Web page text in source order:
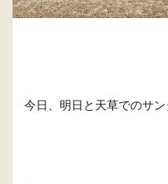
今日、明日と天草でのサン